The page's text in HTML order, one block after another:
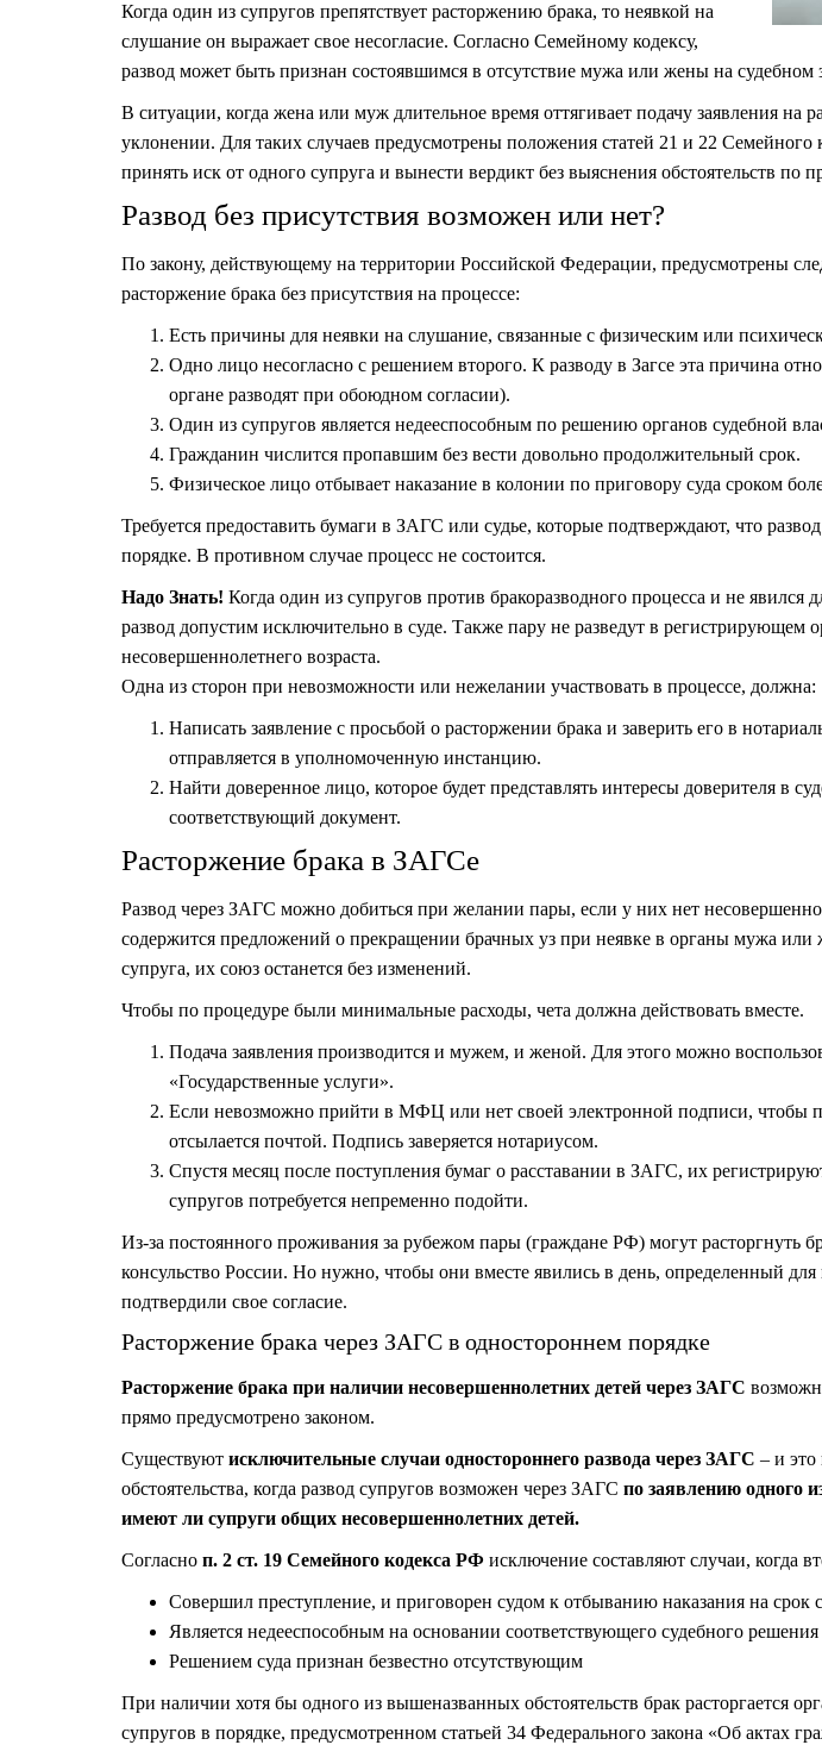
Когда один из супругов препятствует расторжению брака, то неявкой на
слушание он выражает свое несогласие. Согласно Семейному кодексу,
развод может быть признан состоявшимся в отсутствие мужа или жены на судебном
В ситуации, когда жена или муж длительное время оттягивает подачу заявления на
уклонении. Для таких случаев предусмотрены положения статей 21 и 22 Семейного
принять иск от одного супруга и вынести вердикт без выяснения обстоятельств по
Развод без присутствия возможен или нет?
По закону, действующему на территории Российской Федерации, предусмотрены
расторжение брака без присутствия на процессе:
Есть причины для неявки на слушание, связанные с физическим или
Одно лицо несогласно с решением второго. К разводу в Загсе эта причина
органе разводят при обоюдном согласии).
Один из супругов является недееспособным по решению органов судебной
Гражданин числится пропавшим без вести довольно продолжительный срок.
Физическое лицо отбывает наказание в колонии по приговору суда сроком
Требуется предоставить бумаги в ЗАГС или судье, которые подтверждают, что
порядке. В противном случае процесс не состоится.
Надо Знать! Когда один из супругов против бракоразводного процесса и не явился
развод допустим исключительно в суде. Также пару не разведут в регистрирующем
несовершеннолетнего возраста.
Одна из сторон при невозможности или нежелании участвовать в процессе, должна:
Написать заявление с просьбой о расторжении брака и заверить его в
отправляется в уполномоченную инстанцию.
Найти доверенное лицо, которое будет представлять интересы доверителя в
соответствующий документ.
Расторжение брака в ЗАГСе
Развод через ЗАГС можно добиться при желании пары, если у них нет
содержится предложений о прекращении брачных уз при неявке в органы мужа или
супруга, их союз останется без изменений.
Чтобы по процедуре были минимальные расходы, чета должна действовать вместе.
Подача заявления производится и мужем, и женой. Для этого можно
«Государственные услуги».
Если невозможно прийти в МФЦ или нет своей электронной подписи, чтобы
отсылается почтой. Подпись заверяется нотариусом.
Спустя месяц после поступления бумаг о расставании в ЗАГС, их
супругов потребуется непременно подойти.
Из-за постоянного проживания за рубежом пары (граждане РФ) могут расторгнуть
консульство России. Но нужно, чтобы они вместе явились в день, определенный для
подтвердили свое согласие.
Расторжение брака через ЗАГС в одностороннем порядке
Расторжение брака при наличии несовершеннолетних детей через ЗАГС
прямо предусмотрено законом.
Существуют исключительные случаи одностороннего развода через ЗАГС – и
обстоятельства, когда развод супругов возможен через ЗАГС по заявлению одного
имеют ли супруги общих несовершеннолетних детей.
Согласно п. 2 ст. 19 Семейного кодекса РФ исключение составляют случаи, когда
Совершил преступление, и приговорен судом к отбыванию наказания на
Является недееспособным на основании соответствующего судебного решения
Решением суда признан безвестно отсутствующим
При наличии хотя бы одного из вышеназванных обстоятельств брак расторгается
супругов в порядке, предусмотренном статьей 34 Федерального закона «Об актах